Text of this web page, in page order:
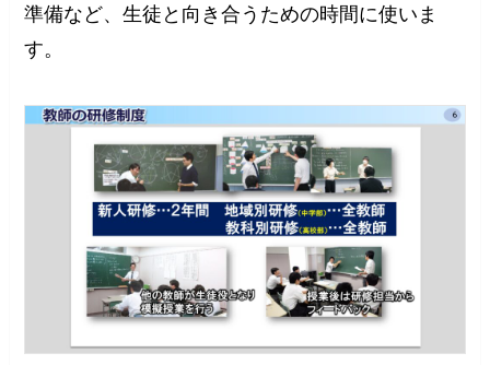
準備など、生徒と向き合うための時間に使いま
す。